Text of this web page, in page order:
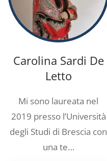
Carolina Sardi De
Letto
Mi sono laureata nel
2019 presso l’Università
degli Studi di Brescia con
una te…